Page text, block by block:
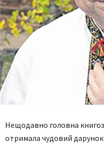
Нещодавно головна
отримала чудовий